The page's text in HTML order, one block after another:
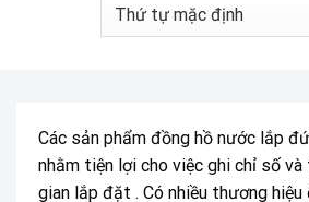
Các sản phẩm đồng hồ nước lắp
nhằm tiện lợi cho việc ghi chỉ số
gian lắp đặt . Có nhiều thương